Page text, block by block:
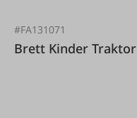
#FA131071
Brett Kinder Traktor